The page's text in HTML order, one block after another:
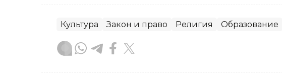
Культура Закон и право Религия Образование